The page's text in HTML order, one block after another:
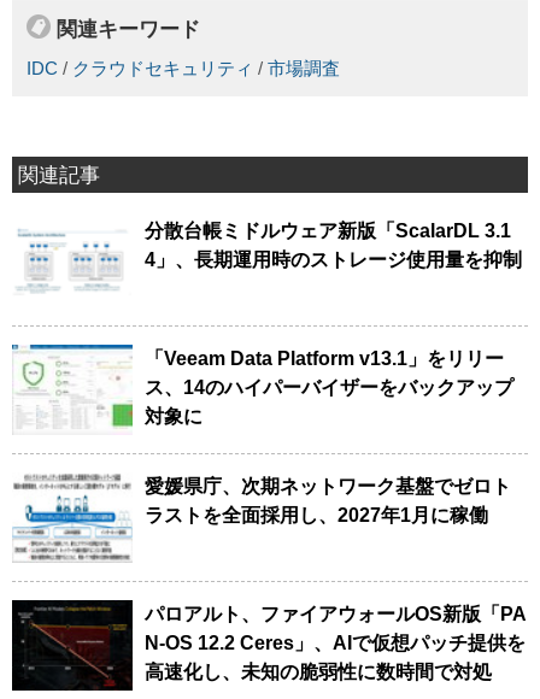
関連キーワード
IDC / クラウドセキュリティ / 市場調査
関連記事
分散台帳ミドルウェア新版「ScalarDL 3.1
4」、長期運用時のストレージ使用量を抑制
「Veeam Data Platform v13.1」をリリー
ス、14のハイパーバイザーをバックアップ
対象に
愛媛県庁、次期ネットワーク基盤でゼロト
ラストを全面採用し、2027年1月に稼働
パロアルト、ファイアウォールOS新版「PA
N-OS 12.2 Ceres」、AIで仮想パッチ提供を
高速化し、未知の脆弱性に数時間で対処